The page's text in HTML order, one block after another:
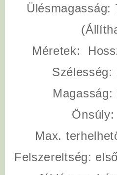
Ülésmagasság:
Méretek:
Szélesség:
Magasság:
Önsúly:
Max.
Felszereltség: